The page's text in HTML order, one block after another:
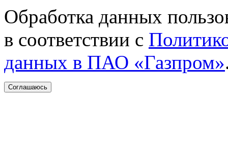
Обработка данных
в соответствии с
данных в ПАО «Газпром»
Соглашаюсь